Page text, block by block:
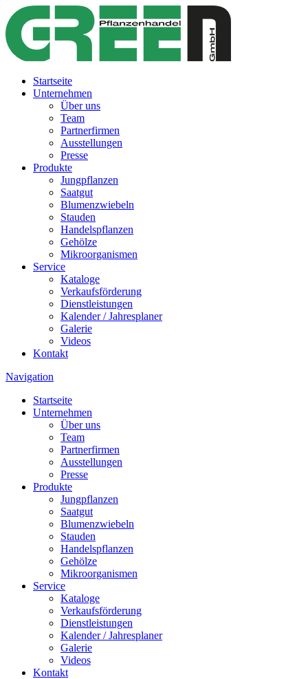
Startseite
Unternehmen
Über uns
Team
Partnerfirmen
Ausstellungen
Presse
Produkte
Jungpflanzen
Saatgut
Blumenzwiebeln
Stauden
Handelspflanzen
Gehölze
Mikroorganismen
Service
Kataloge
Verkaufsförderung
Dienstleistungen
Kalender / Jahresplaner
Galerie
Videos
Kontakt
Navigation
Startseite
Unternehmen
Über uns
Team
Partnerfirmen
Ausstellungen
Presse
Produkte
Jungpflanzen
Saatgut
Blumenzwiebeln
Stauden
Handelspflanzen
Gehölze
Mikroorganismen
Service
Kataloge
Verkaufsförderung
Dienstleistungen
Kalender / Jahresplaner
Galerie
Videos
Kontakt